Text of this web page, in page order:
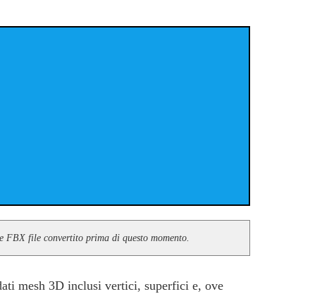
file convertito prima di questo momento.
mesh 3D inclusi vertici, superfici e, ove